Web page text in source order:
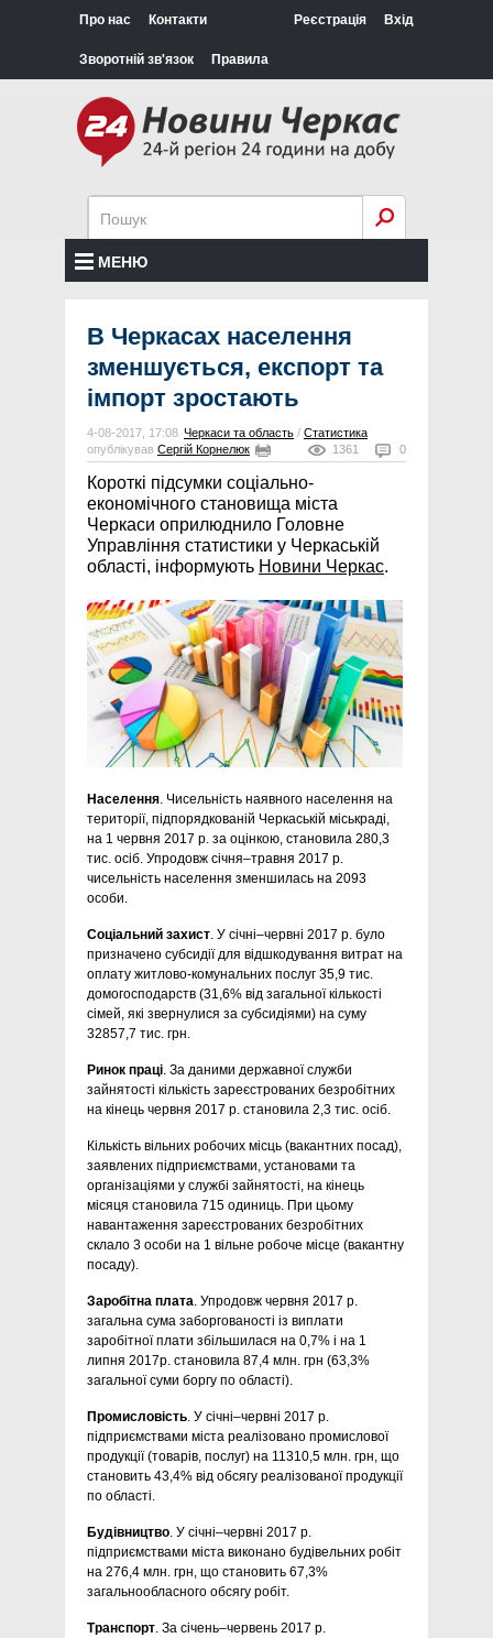
Про нас Контакти
Зворотній зв'язок Правила
Реєстрація Вхід
МЕНЮ
В Черкасах населення
зменшується, експорт та
імпорт зростають
4-08-2017, 17:08 Черкаси та область / Статистика
опублікував Сергій Корнелюк 0
1361
Короткі підсумки соціально-
економічного становища міста
Черкаси оприлюднило Головне
Управління статистики у Черкаській
області, інформують Новини Черкас.
Населення. Чисельність наявного населення на
території, підпорядкованій Черкаській міськраді,
на 1 червня 2017 р. за оцінкою, становила 280,3
тис. осіб. Упродовж січня–травня 2017 р.
чисельність населення зменшилась на 2093
особи.
Соціальний захист. У січні–червні 2017 р. було
призначено субсидії для відшкодування витрат на
оплату житлово-комунальних послуг 35,9 тис.
домогосподарств (31,6% від загальної кількості
сімей, які звернулися за субсидіями) на суму
32857,7 тис. грн.
Ринок праці. За даними державної служби
зайнятості кількість зареєстрованих безробітних
на кінець червня 2017 р. становила 2,3 тис. осіб.
Кількість вільних робочих місць (вакантних посад),
заявлених підприємствами, установами та
організаціями у службі зайнятості, на кінець
місяця становила 715 одиниць. При цьому
навантаження зареєстрованих безробітних
склало 3 особи на 1 вільне робоче місце (вакантну
посаду).
Заробітна плата. Упродовж червня 2017 р.
загальна сума заборгованості із виплати
заробітної плати збільшилася на 0,7% і на 1
липня 2017р. становила 87,4 млн. грн (63,3%
загальної суми боргу по області).
Промисловість. У січні–червні 2017 р.
підприємствами міста реалізовано промислової
продукції (товарів, послуг) на 11310,5 млн. грн, що
становить 43,4% від обсягу реалізованої продукції
по області.
Будівництво. У січні–червні 2017 р.
підприємствами міста виконано будівельних робіт
на 276,4 млн. грн, що становить 67,3%
загальнообласного обсягу робіт.
Транспорт. За січень–червень 2017 р.